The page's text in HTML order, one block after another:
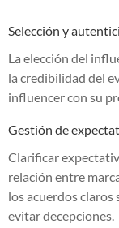
Selección y
La elección del
la credibilidad del
influencer con su
Gestión de
Clarificar
relación entre
los acuerdos claros
evitar decepciones.